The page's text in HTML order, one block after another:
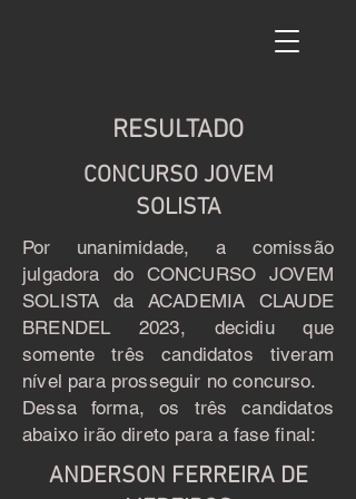
RESULTADO
CONCURSO JOVEM
SOLISTA
Por unanimidade, a comissão
julgadora do CONCURSO JOVEM
SOLISTA da ACADEMIA CLAUDE
BRENDEL 2023, decidiu que
somente três candidatos tiveram
nível para prosseguir no concurso.
Dessa forma, os três candidatos
abaixo irão direto para a fase final:
ANDERSON FERREIRA DE